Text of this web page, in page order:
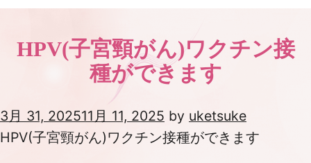
HPV(子宮頸がん)ワクチン接
種ができます
Posted
on
3月 31, 202511月 11, 2025 by uketsuke
HPV(子宮頸がん)ワクチン接種ができます